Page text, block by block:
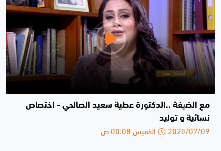
مع الضيفة ..الدكتورة عطية سعيد الصالحي - اختصاص
نسائية و توليد
2020/07/09 الخميس 00:08 ص